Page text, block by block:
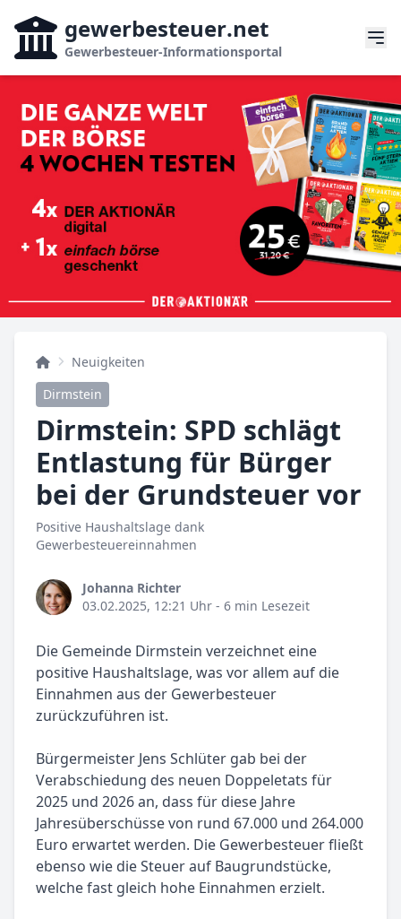
gewerbesteuer.net
Gewerbesteuer-Informationsportal
Neuigkeiten
Dirmstein
Dirmstein: SPD schlägt
Entlastung für Bürger
bei der Grundsteuer vor
Positive Haushaltslage dank
Gewerbesteuereinnahmen
Johanna Richter
03.02.2025, 12:21 Uhr - 6 min Lesezeit
Die Gemeinde Dirmstein verzeichnet eine
positive Haushaltslage, was vor allem auf die
Einnahmen aus der Gewerbesteuer
zurückzuführen ist.
Bürgermeister Jens Schlüter gab bei der
Verabschiedung des neuen Doppeletats für
2025 und 2026 an, dass für diese Jahre
Jahresüberschüsse von rund 67.000 und 264.000
Euro erwartet werden. Die Gewerbesteuer fließt
ebenso wie die Steuer auf Baugrundstücke,
welche fast gleich hohe Einnahmen erzielt.